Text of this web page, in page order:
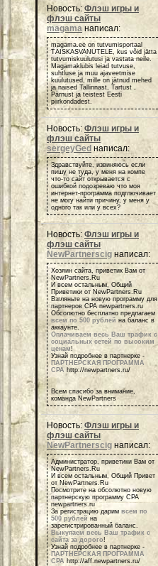
Новость: Флэш игры и
флэш сайты
magama написал:
magama.ee on tutvumisportaal
TÄISKASVANUTELE, kus võid jätta
tutvumiskuulutusi ja vastata neile.
Magamaklubis leiad tutvuse,
suhtluse ja muu ajaveetmise
kuulutused, mille on jätnud mehed
ja naised Tallinnast, Tartust ,
Pärnust ja teistest Eesti
piirkondadest.
Новость: Флэш игры и
флэш сайты
sergeyGed написал:
Здравствуйте, извиняюсь если
пишу не туда, у меня на компе
что-то сайт открывается с
ошибкой подозреваю что моя
интернет-программа подглючивает
не могу найти причину, у меня у
одного так или у всех?
Новость: Флэш игры и
флэш сайты
NewPartnerscig написал:
Хозяин сайта, приветик Вам от
NewPartners.Ru
И всем остальным, Общий
Приветики от NewPartners.Ru
Взгляньте на новую программу для
партнеров СРА newpartners.ru
Обсолютно бесплатно предлагаем
всем по 500 рублей на баланс в
аккаунте.
Оплачиваем весь Ваш трафик с
социальных сетей по высоким
ценам!
Узнай подробнее в партнерке -
ПАРТНЕРСКАЯ ПРОГРАММА
СРА http://newpartners.ru/
Всем спасибо за внимание,
команда NewPartners
Новость: Флэш игры и
флэш сайты
NewPartnerscig написал:
Администратор, приветики Вам от
NewPartners.Ru
И всем остальным, Общий Привет
от NewPartners.Ru
Посмотрите на обсолютно новую
партнерскую программу СРА
newpartners.ru
За регистрацию дарим всем по
500 рублей на
зарегистрированный баланс.
Выкупаем весь Ваш трафик с
сайта за дорого!
Узнай подробнее в партнерке -
ПАРТНЕРСКАЯ ПРОГРАММА
СРА http://aff.newpartners.ru/